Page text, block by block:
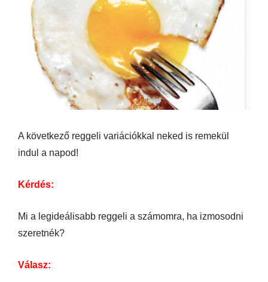
A következő reggeli variációkkal neked is remekül
indul a napod!
Kérdés:
Mi a legideálisabb reggeli a számomra, ha izmosodni
szeretnék?
Válasz: